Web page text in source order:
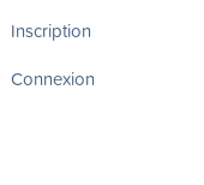
Inscription
Connexion